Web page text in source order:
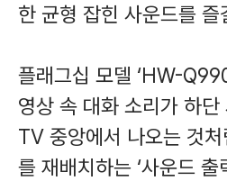
한 균형 잡힌 사운드를 즐
플래그십 모델 ‘HW-
영상 속 대화 소리가 하단
TV 중앙에서 나오는 것
를 재배치하는 ‘사운드 출